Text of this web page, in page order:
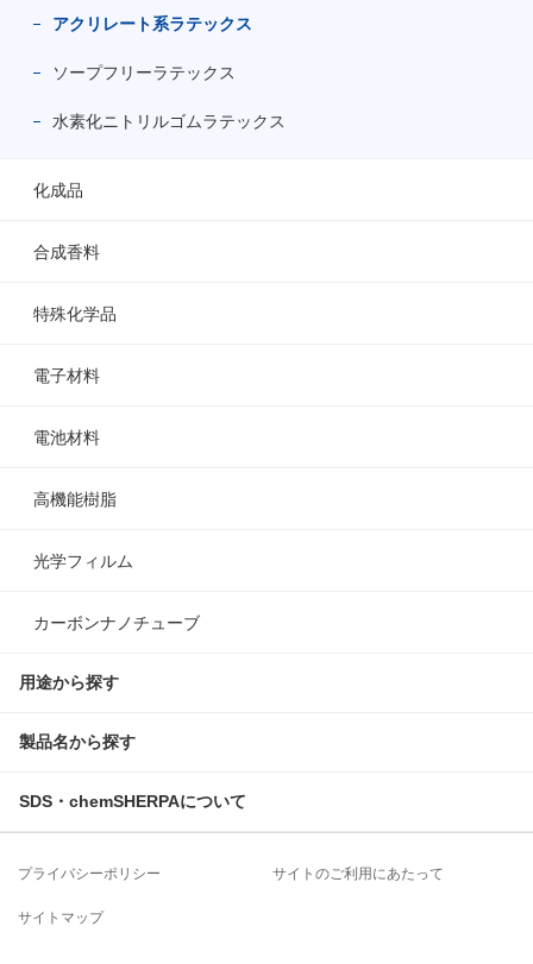
アクリレート系ラテックス
ソープフリーラテックス
水素化ニトリルゴムラテックス
化成品
合成香料
特殊化学品
電子材料
電池材料
高機能樹脂
光学フィルム
カーボンナノチューブ
用途から探す
製品名から探す
SDS・chemSHERPAについて
プライバシーポリシー サイトのご利用にあたって
サイトマップ